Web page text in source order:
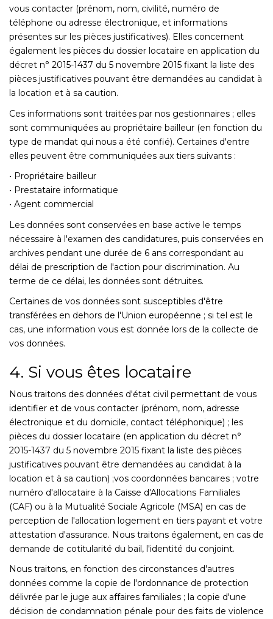
vous contacter (prénom, nom, civilité, numéro de
téléphone ou adresse électronique, et informations
présentes sur les pièces justificatives). Elles concernent
également les pièces du dossier locataire en application du
décret n° 2015-1437 du 5 novembre 2015 fixant la liste des
pièces justificatives pouvant être demandées au candidat à
la location et à sa caution.
Ces informations sont traitées par nos gestionnaires ; elles
sont communiquées au propriétaire bailleur (en fonction du
type de mandat qui nous a été confié). Certaines d'entre
elles peuvent être communiquées aux tiers suivants :
• Propriétaire bailleur
• Prestataire informatique
• Agent commercial
Les données sont conservées en base active le temps
nécessaire à l'examen des candidatures, puis conservées en
archives pendant une durée de 6 ans correspondant au
délai de prescription de l'action pour discrimination. Au
terme de ce délai, les données sont détruites.
Certaines de vos données sont susceptibles d'être
transférées en dehors de l'Union européenne ; si tel est le
cas, une information vous est donnée lors de la collecte de
vos données.
4. Si vous êtes locataire
Nous traitons des données d'état civil permettant de vous
identifier et de vous contacter (prénom, nom, adresse
électronique et du domicile, contact téléphonique) ; les
pièces du dossier locataire (en application du décret n°
2015-1437 du 5 novembre 2015 fixant la liste des pièces
justificatives pouvant être demandées au candidat à la
location et à sa caution) ;vos coordonnées bancaires ; votre
numéro d'allocataire à la Caisse d'Allocations Familiales
(CAF) ou à la Mutualité Sociale Agricole (MSA) en cas de
perception de l'allocation logement en tiers payant et votre
attestation d'assurance. Nous traitons également, en cas de
demande de cotitularité du bail, l'identité du conjoint.
Nous traitons, en fonction des circonstances d'autres
données comme la copie de l'ordonnance de protection
délivrée par le juge aux affaires familiales ; la copie d'une
décision de condamnation pénale pour des faits de violence